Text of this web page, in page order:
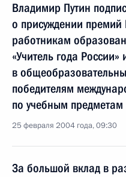
Владимир Путин
о присуждении
работникам
«Учитель года
в
победителям
по учебным предметам
25 февраля 2004 года, 09:30
За большой вклад в